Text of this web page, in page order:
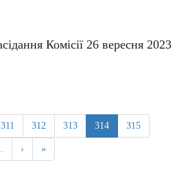
Комісії 26 вересня 2023
311 312 313 314 315
› »